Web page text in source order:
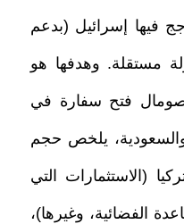
فيها إسرائيل (بدعم
مستقلة. وهدفها هو
فتح سفارة في
تركيا ومصر والسعودية، يلخص حجم
(الاستثمارات التي
الفضائية، وغيرها)،